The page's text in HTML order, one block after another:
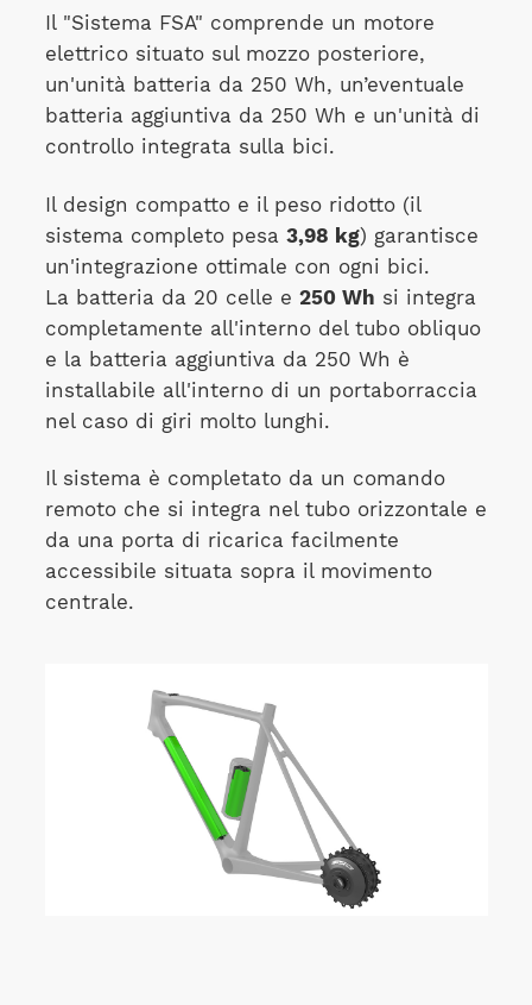
Il "Sistema FSA" comprende un motore
elettrico situato sul mozzo posteriore,
un'unità batteria da 250 Wh, un’eventuale
batteria aggiuntiva da 250 Wh e un'unità di
controllo integrata sulla bici.
Il design compatto e il peso ridotto (il
sistema completo pesa 3,98 kg) garantisce
un'integrazione ottimale con ogni bici.
La batteria da 20 celle e 250 Wh si integra
completamente all'interno del tubo obliquo
e la batteria aggiuntiva da 250 Wh è
installabile all'interno di un portaborraccia
nel caso di giri molto lunghi.
Il sistema è completato da un comando
remoto che si integra nel tubo orizzontale e
da una porta di ricarica facilmente
accessibile situata sopra il movimento
centrale.